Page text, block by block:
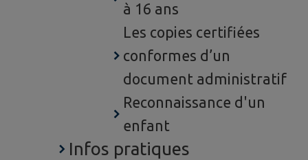
à 16 ans
Les copies certifiées
conformes d’un
document administratif
Reconnaissance d'un
enfant
Infos pratiques